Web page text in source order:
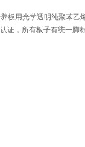
板用光学透明纯聚苯乙
证，所有板子有统一脚